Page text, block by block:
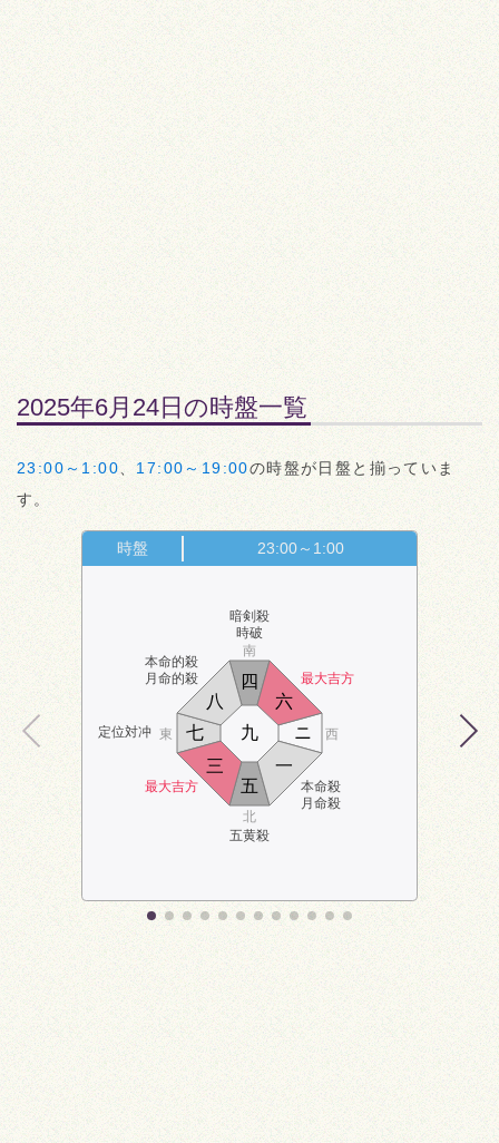
2025年6月24日の時盤一覧
23:00～1:00 17:00～19:00の時盤が日盤と揃っていま
す。
時盤 23:00～1:00
本命的殺
月命的殺
暗剣殺
時破
最大吉方
定位対冲
最大吉方
五黄殺
本命殺
月命殺
南
北
東 西
五
六
七
八
九
一
ニ
三
四